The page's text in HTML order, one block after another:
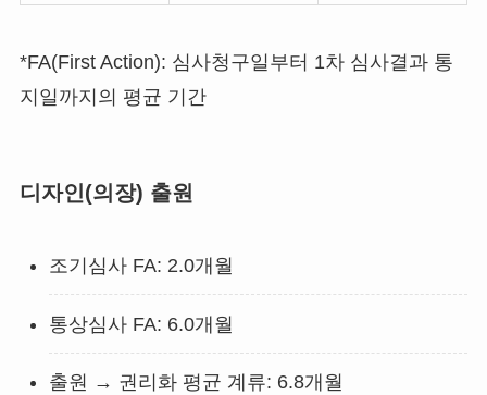
*FA(First Action): 심사청구일부터 1차 심사결과 통
지일까지의 평균 기간
디자인(의장) 출원
조기심사 FA: 2.0개월
통상심사 FA: 6.0개월
출원 → 권리화 평균 계류: 6.8개월